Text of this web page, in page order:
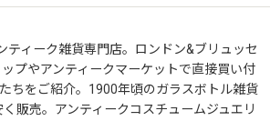
ティーク雑貨専門店。ロンドン&ブリュッセ
プやアンティークマーケットで直接買い付
ちをご紹介。1900年頃のガラスボトル雑貨
販売。アンティークコスチュームジュエリ